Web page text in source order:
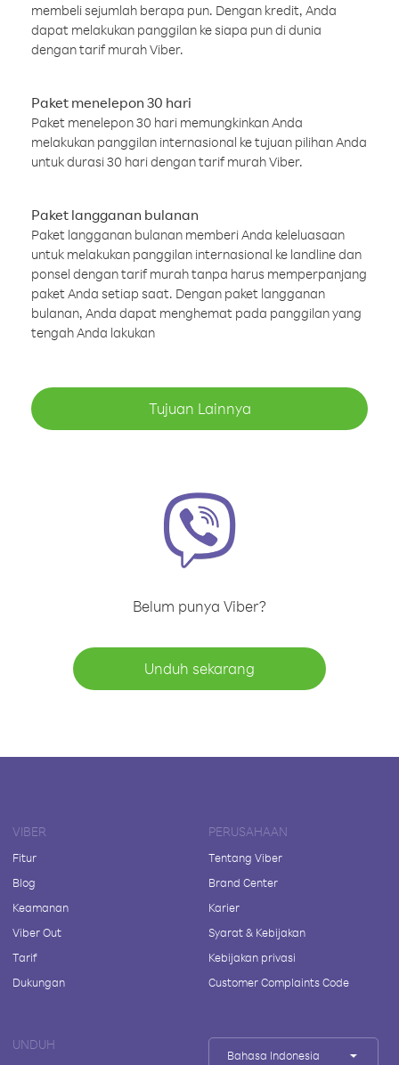
membeli sejumlah berapa pun. Dengan kredit, Anda
dapat melakukan panggilan ke siapa pun di dunia
dengan tarif murah Viber.
Paket menelepon 30 hari
Paket menelepon 30 hari memungkinkan Anda
melakukan panggilan internasional ke tujuan pilihan Anda
untuk durasi 30 hari dengan tarif murah Viber.
Paket langganan bulanan
Paket langganan bulanan memberi Anda keleluasaan
untuk melakukan panggilan internasional ke landline dan
ponsel dengan tarif murah tanpa harus memperpanjang
paket Anda setiap saat. Dengan paket langganan
bulanan, Anda dapat menghemat pada panggilan yang
tengah Anda lakukan
Tujuan Lainnya
Belum punya Viber?
Unduh sekarang
VIBER
Fitur
Blog
Keamanan
Viber Out
Tarif
Dukungan
PERUSAHAAN
Tentang Viber
Brand Center
Karier
Syarat & Kebijakan
Kebijakan privasi
Customer Complaints Code
UNDUH
Bahasa Indonesia